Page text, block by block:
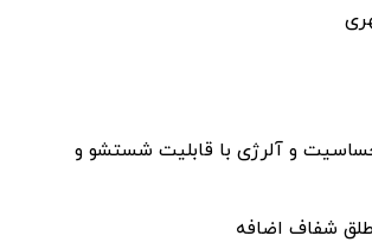
و آلرژی با قابلیت شستشو و